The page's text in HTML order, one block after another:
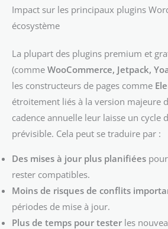
Impact sur les principaux plugins
écosystème
La plupart des plugins premium et
(comme WooCommerce, Jetpack,
les constructeurs de pages comme
étroitement liés à la version majeure
cadence annuelle leur laisse un cycle
prévisible. Cela peut se traduire par :
Des mises à jour plus planifiées
rester compatibles.
Moins de risques de conflits
périodes de mise à jour.
Plus de temps pour tester les